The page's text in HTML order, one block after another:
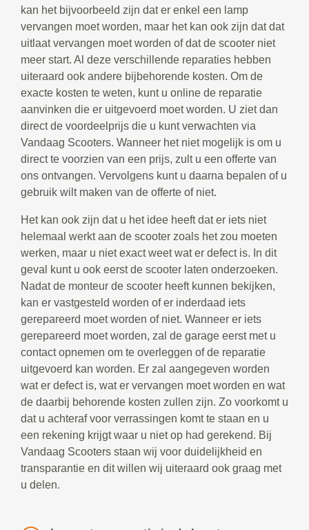
kan het bijvoorbeeld zijn dat er enkel een lamp
vervangen moet worden, maar het kan ook zijn dat dat
uitlaat vervangen moet worden of dat de scooter niet
meer start. Al deze verschillende reparaties hebben
uiteraard ook andere bijbehorende kosten. Om de
exacte kosten te weten, kunt u online de reparatie
aanvinken die er uitgevoerd moet worden. U ziet dan
direct de voordeelprijs die u kunt verwachten via
Vandaag Scooters. Wanneer het niet mogelijk is om u
direct te voorzien van een prijs, zult u een offerte van
ons ontvangen. Vervolgens kunt u daarna bepalen of u
gebruik wilt maken van de offerte of niet.
Het kan ook zijn dat u het idee heeft dat er iets niet
helemaal werkt aan de scooter zoals het zou moeten
werken, maar u niet exact weet wat er defect is. In dit
geval kunt u ook eerst de scooter laten onderzoeken.
Nadat de monteur de scooter heeft kunnen bekijken,
kan er vastgesteld worden of er inderdaad iets
gerepareerd moet worden of niet. Wanneer er iets
gerepareerd moet worden, zal de garage eerst met u
contact opnemen om te overleggen of de reparatie
uitgevoerd kan worden. Er zal aangegeven worden
wat er defect is, wat er vervangen moet worden en wat
de daarbij behorende kosten zullen zijn. Zo voorkomt u
dat u achteraf voor verrassingen komt te staan en u
een rekening krijgt waar u niet op had gerekend. Bij
Vandaag Scooters staan wij voor duidelijkheid en
transparantie en dit willen wij uiteraard ook graag met
u delen.